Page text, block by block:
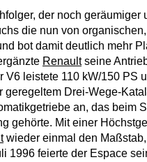
der noch geräumiger
die nun von
bot damit deutlich mehr
Renaultseine
leistete 110 kW/150 PS
Drei-Wege-
an, das beim
gehörte. Mit einer
wieder einmal den
1996 feierte der Espace